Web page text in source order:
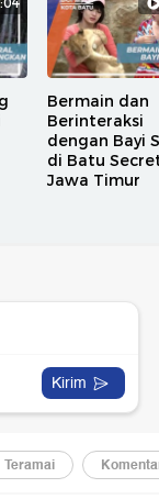
Bermain dan
Berinteraksi
dengan Bayi
di Batu
Jawa Timur